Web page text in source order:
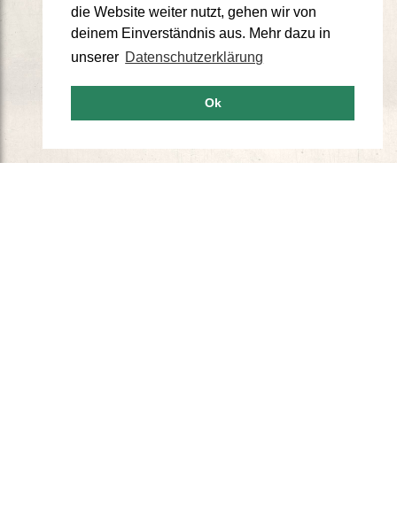
die Website weiter nutzt, gehen wir von
deinem Einverständnis aus. Mehr dazu in
unserer Datenschutzerklärung
Ok